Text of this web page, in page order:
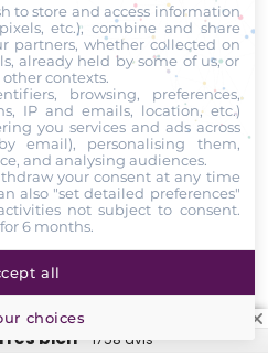
de Meilleurs prix
garantis
de
bien” 1758 avis
to store and access information
etc.), combine and share
partners, whether collected on
already held by some of us, or
contexts.
browsing, preferences,
IP and emails, location, etc.)
you services and ads across
email), personalising them,
and analysing audiences.
your consent at any time
also "set detailed preferences"
not subject to consent.
6 months.
choices
all